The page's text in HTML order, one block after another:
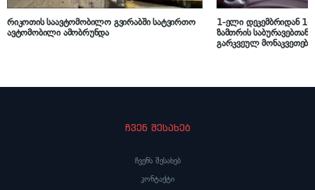
რიკოთის საავტომობილო გვირაბში სატვირთო
ავტომობილი ამობრუნდა
1-ელი დეკემბრიდან
ზამთრის საბურავებთან
გარკვეულ
ჩვენ შესახებ
ჩვენს შესახებ
კონტაქტი